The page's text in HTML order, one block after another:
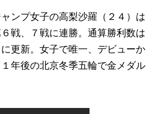
ンプ女子の高梨沙羅（２４）は
戦、７戦に連勝。通算勝利数は
更新。女子で唯一、デビューか
年後の北京冬季五輪で金メダル